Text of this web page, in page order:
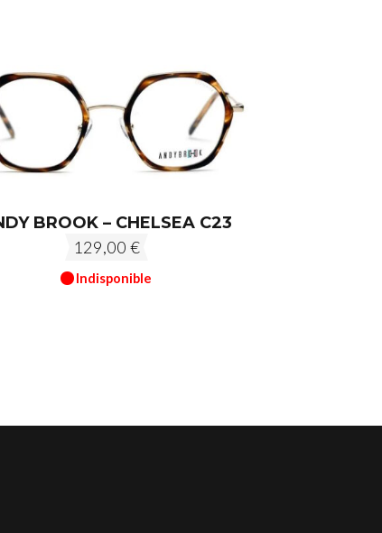
BROOK – CHELSEA C23
129,00 €
Indisponible